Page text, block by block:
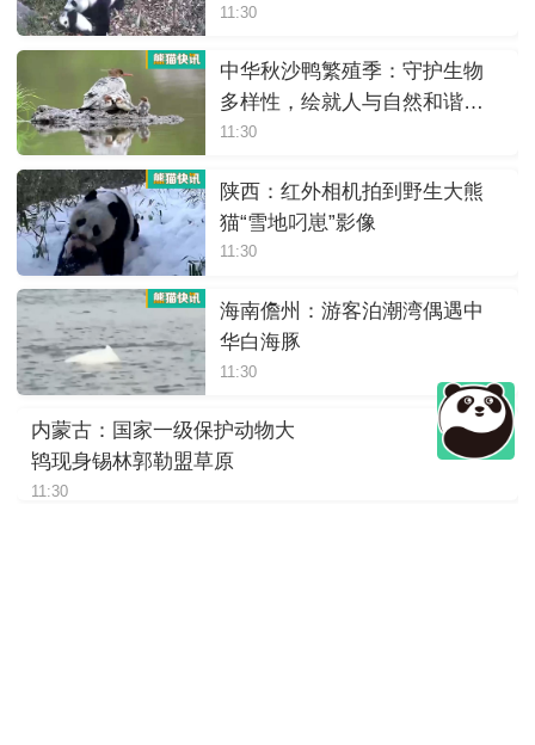
11:30
中华秋沙鸭繁殖季：守护生物
多样性，绘就人与自然和谐画
卷
11:30
陕西：红外相机拍到野生大熊
猫“雪地叼崽”影像
11:30
海南儋州：游客泊潮湾偶遇中
华白海豚
11:30
内蒙古：国家一级保护动物大
鸨现身锡林郭勒盟草原
11:30